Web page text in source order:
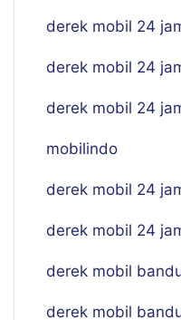
derek mobil 24
derek mobil 24
derek mobil 24
mobilindo
derek mobil 24
derek mobil 24
derek mobil
derek mobil